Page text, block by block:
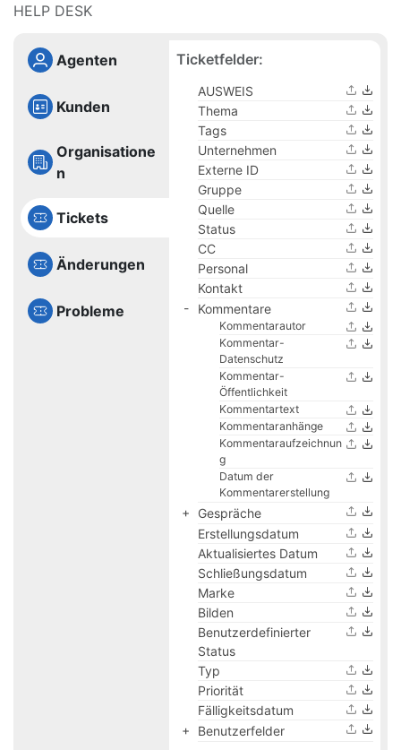
HELP DESK
Agenten
Kunden
Organisatione
n
Tickets
Änderungen
Probleme
Ticketfelder:
AUSWEIS
Thema
Tags
Unternehmen
Externe ID
Gruppe
Quelle
Status
CC
Personal
Kontakt
Kommentare
Kommentarautor
Kommentar-
Datenschutz
Kommentar-
Öffentlichkeit
Kommentartext
Kommentaranhänge
Kommentaraufzeichnun
g
Datum der
Kommentarerstellung
Gespräche
Erstellungsdatum
Aktualisiertes Datum
Schließungsdatum
Marke
Bilden
Benutzerdefinierter
Status
Typ
Priorität
Fälligkeitsdatum
Benutzerfelder